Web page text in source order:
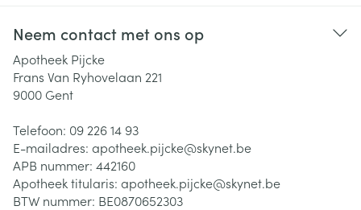
Neem contact met ons op
Apotheek Pijcke
Frans Van Ryhovelaan 221
9000 Gent
Telefoon: 09 226 14 93
E-mailadres: apotheek.pijcke@skynet.be
APB nummer: 442160
Apotheek titularis: apotheek.pijcke@skynet.be
BTW nummer: BE0870652303